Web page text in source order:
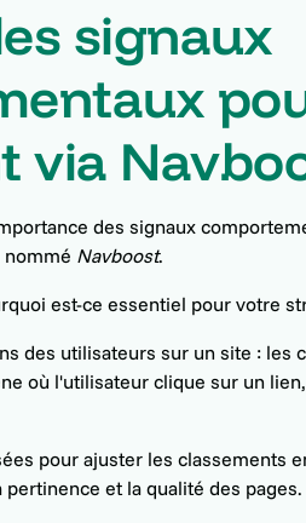
signaux
via
des signaux
nommé Navboost.
est-ce essentiel pour votre
des utilisateurs sur un site : les
où l'utilisateur clique sur un
pour ajuster les classements
et la qualité des pages.